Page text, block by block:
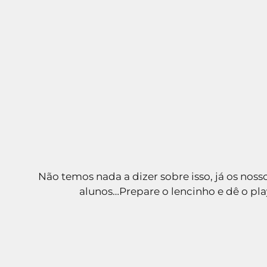
Não temos nada a dizer sobre isso, já os
alunos…Prepare o lencinho e dê o